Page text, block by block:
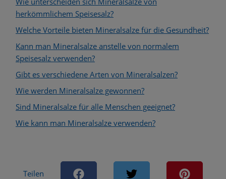
herkömmlichem Speisesalz?
Welche Vorteile bieten Mineralsalze für die Gesundheit?
Kann man Mineralsalze anstelle von normalem
Speisesalz verwenden?
Gibt es verschiedene Arten von Mineralsalzen?
Wie werden Mineralsalze gewonnen?
Sind Mineralsalze für alle Menschen geeignet?
Wie kann man Mineralsalze verwenden?
Teilen